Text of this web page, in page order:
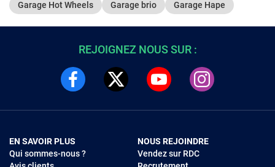
Garage Hot Wheels Garage brio Garage Hape
REJOIGNEZ NOUS SUR :
EN SAVOIR PLUS
Qui sommes-nous ?
NOUS REJOINDRE
Vendez sur RDC